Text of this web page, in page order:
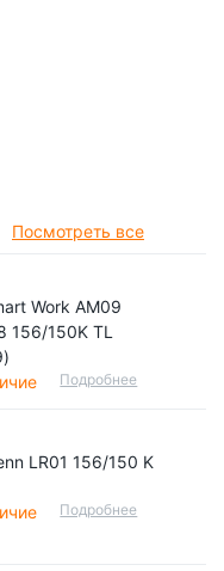
Посмотреть все
Work AM09
156/150K TL
Подробнее
LR01 156/150 K
Подробнее